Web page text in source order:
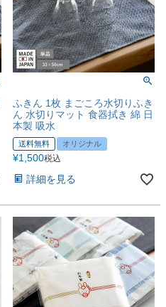
ふきん 1枚 まごころ水切りふき
ん 水切りマット 食器拭き 綿 日
本製 吸水
送料無料 オリジナル
¥1,500税込
詳細を見る